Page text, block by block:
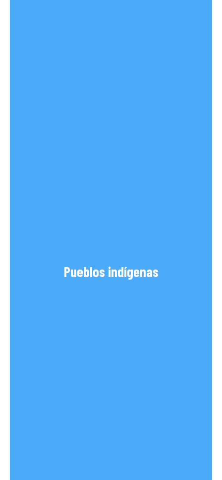
Pueblos indígenas